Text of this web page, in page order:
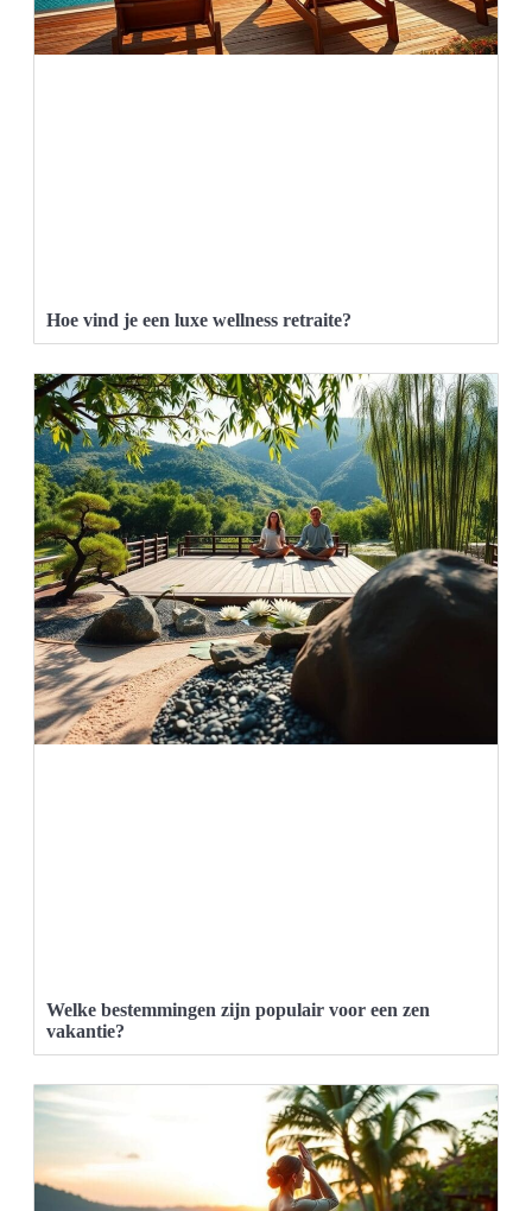
Hoe vind je een luxe wellness retraite?
Welke bestemmingen zijn populair voor een zen
vakantie?